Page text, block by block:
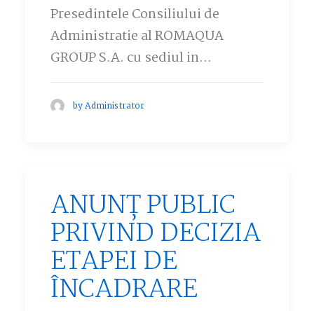
Presedintele Consiliului de
Administratie al ROMAQUA
GROUP S.A. cu sediul in…
by Administrator
ANUNȚ PUBLIC
PRIVIND DECIZIA
ETAPEI DE
ÎNCADRARE